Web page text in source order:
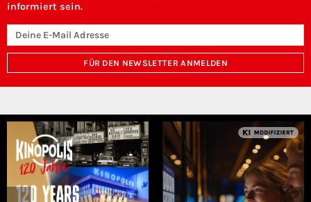
informiert sein.
FÜR DEN NEWSLETTER ANMELDEN